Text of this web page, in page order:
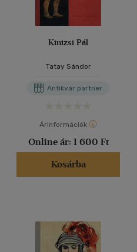
Kinizsi Pál
Tatay Sándor
Antikvár partner
Árinformációk
Online ár: 1 600 Ft
Kosárba